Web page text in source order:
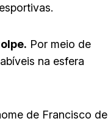
Por meio de
na esfera
de Francisco de